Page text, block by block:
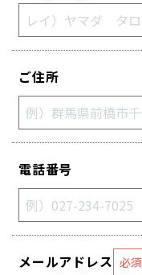
ご住所
電話番号
メールアドレス 必須